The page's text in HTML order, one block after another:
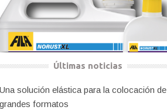
Últimas noticias
Una solución elástica para la colocación de
grandes formatos